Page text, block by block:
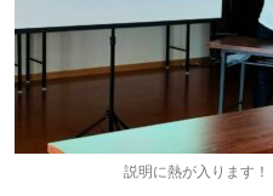
説明に熱が入ります！